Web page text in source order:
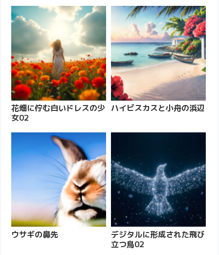
花畑に佇む白いドレスの少
女02
ハイビスカスと小舟の浜辺
ウサギの鼻先
デジタルに形成された飛び
立つ鳥02